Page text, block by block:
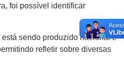
foi possível identificar
sendo produzido nacional e
refletir sobre diversas